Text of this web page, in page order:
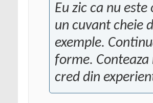
Eu zic ca nu
un cuvant cheie
exemple.
forme.
cred din